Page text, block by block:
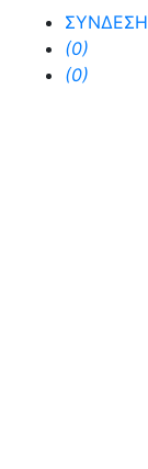
ΣΥΝΔΕΣΗ
(0)
(0)